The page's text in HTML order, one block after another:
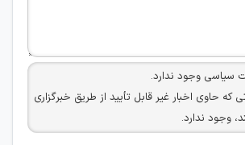
سیاسی وجود ندارد.
که حاوی اخبار غیر قابل تأیید از طریق خبرگزاری
وجود ندارد.